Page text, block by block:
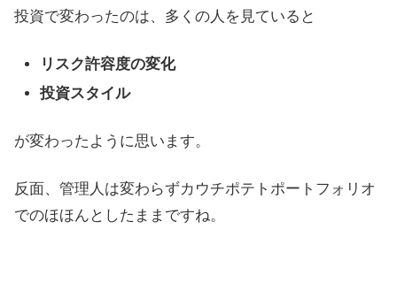
投資で変わったのは、多くの人を見ていると
リスク許容度の変化
投資スタイル
が変わったように思います。
反面、管理人は変わらずカウチポテトポートフォリオ
でのほほんとしたままですね。